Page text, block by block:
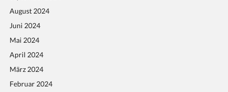
August 2024
Juni 2024
Mai 2024
April 2024
März 2024
Februar 2024